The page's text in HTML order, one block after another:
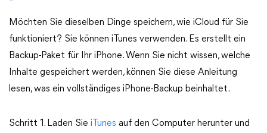
Möchten Sie dieselben Dinge speichern, wie iCloud für Sie
funktioniert? Sie können iTunes verwenden. Es erstellt ein
Backup-Paket für Ihr iPhone. Wenn Sie nicht wissen, welche
Inhalte gespeichert werden, können Sie diese Anleitung
lesen, was ein vollständiges iPhone-Backup beinhaltet.
Schritt 1. Laden Sie iTunes auf den Computer herunter und